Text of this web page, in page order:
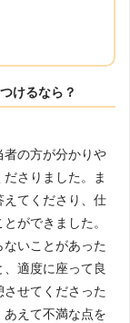
けるなら？
者の方が分かりや
さりました。ま
えてくださり、仕
ができました。
いことがあった
適度に座って良
せてくださった
あえて不満な点を